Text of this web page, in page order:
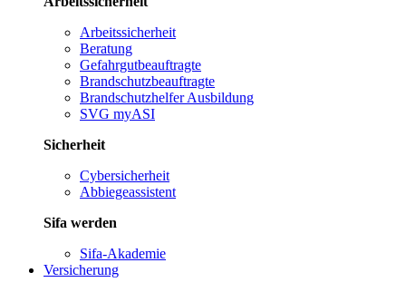
Arbeitssicherheit
Beratung
Gefahrgutbeauftragte
Brandschutzbeauftragte
Brandschutzhelfer Ausbildung
SVG myASI
Sicherheit
Cybersicherheit
Abbiegeassistent
Sifa werden
Sifa-Akademie
Versicherung